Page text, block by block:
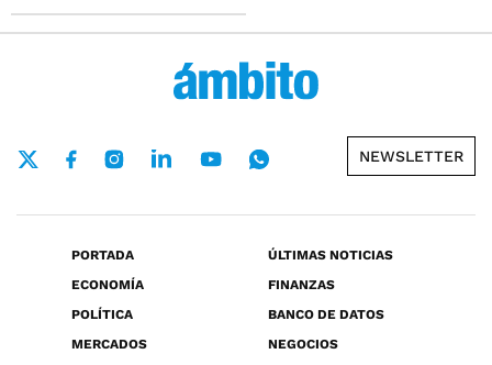
NEWSLETTER
PORTADA
ÚLTIMAS NOTICIAS
ECONOMÍA
FINANZAS
POLÍTICA
BANCO DE DATOS
MERCADOS
NEGOCIOS